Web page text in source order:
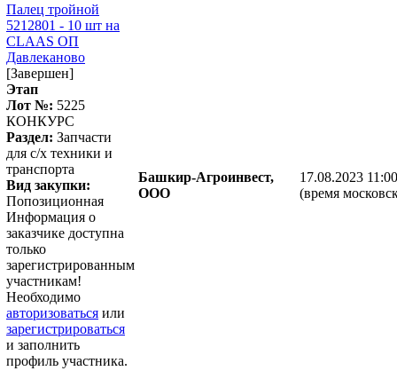
Палец тройной
5212801 - 10 шт на
CLAAS ОП
Давлеканово
[Завершен]
Этап
Лот №: 5225
КОНКУРС
Раздел: Запчасти
для с/х техники и
транспорта
Вид закупки:
Попозиционная
Информация о
заказчике доступна
только
зарегистрированным
участникам!
Необходимо
авторизоваться или
зарегистрироваться
и заполнить
профиль участника.
Башкир-Агроинвест,
ООО
17.08.2023
(время